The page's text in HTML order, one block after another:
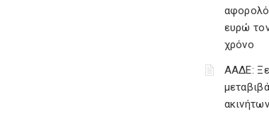
ευρώ
χρόνο
ΑΑΔΕ: